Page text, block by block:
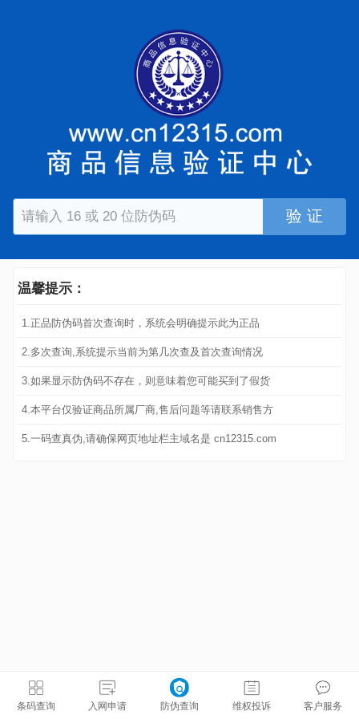
验 证
温馨提示：
1.正品防伪码首次查询时，系统会明确提示此为正品
2.多次查询,系统提示当前为第几次查及首次查询情况
3.如果显示防伪码不存在，则意味着您可能买到了假货
4.本平台仅验证商品所属厂商,售后问题等请联系销售方
5.一码查真伪,请确保网页地址栏主域名是 cn12315.com
条码查询 入网申请 防伪查询 维权投诉 客户服务